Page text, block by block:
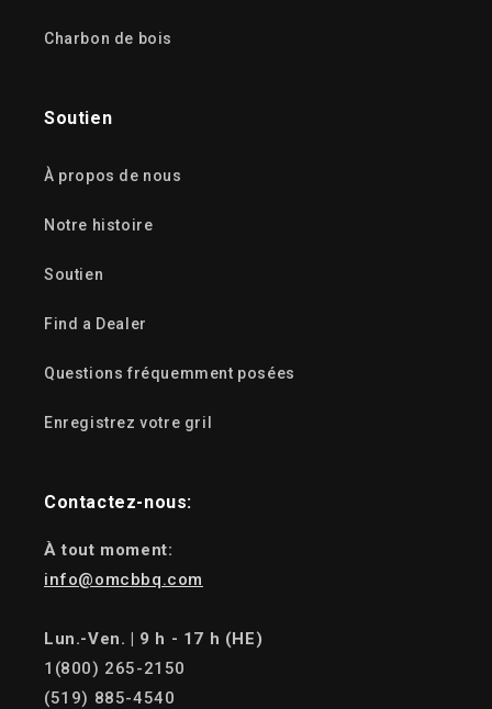
Charbon de bois
Soutien
À propos de nous
Notre histoire
Soutien
Find a Dealer
Questions fréquemment posées
Enregistrez votre gril
Contactez-nous:
À tout moment:
info@omcbbq.com
Lun.-Ven. | 9 h - 17 h (HE)
1(800) 265-2150
(519) 885-4540